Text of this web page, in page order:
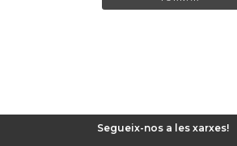
Segueix-nos a les xarxes!